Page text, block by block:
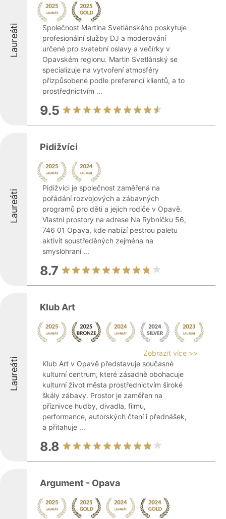
Laureáti
Společnost Martina Svetlánského poskytuje
profesionální služby DJ a moderování
určené pro svatební oslavy a večírky v
Opavském regionu. Martin Svetlánský se
specializuje na vytvoření atmosféry
přizpůsobené podle preferencí klientů, a to
prostřednictvím ...
9.5
Laureáti
Pidižvíci
Pidižvíci je společnost zaměřená na
pořádání rozvojových a zábavných
programů pro děti a jejich rodiče v Opavě.
Vlastní prostory na adrese Na Rybníčku 56,
746 01 Opava, kde nabízí pestrou paletu
aktivit soustředěných zejména na
smyslohraní ...
8.7
Laureáti
Klub Art
Zobrazit více >>
Klub Art v Opavě představuje současné
kulturní centrum, které zásadně obohacuje
kulturní život města prostřednictvím široké
škály zábavy. Prostor je zaměřen na
příznivce hudby, divadla, filmu,
performance, autorských čtení i přednášek,
a přitahuje ...
8.8
Argument - Opava